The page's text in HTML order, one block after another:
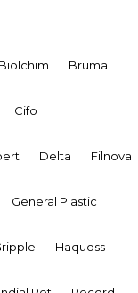
Biolchim Bruma
Cifo
Delta Filnova
General Plastic
Haquoss